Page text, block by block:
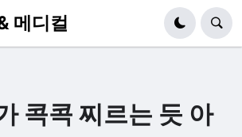
메디컬
콕콕 찌르는 듯 아